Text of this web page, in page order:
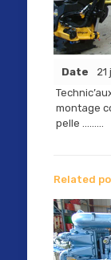
Date
21
montage
pelle ………
Related